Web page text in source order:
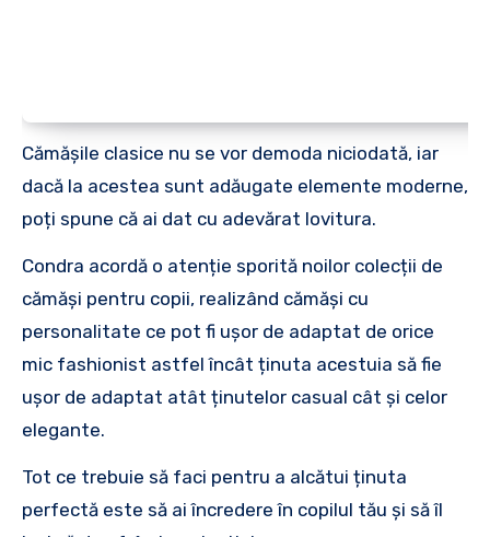
Cămășile clasice nu se vor demoda niciodată, iar
dacă la acestea sunt adăugate elemente moderne,
poți spune că ai dat cu adevărat lovitura.
Condra acordă o atenție sporită noilor colecții de
cămăși pentru copii, realizând cămăși cu
personalitate ce pot fi ușor de adaptat de orice
mic fashionist astfel încât ținuta acestuia să fie
ușor de adaptat atât ținutelor casual cât și celor
elegante.
Tot ce trebuie să faci pentru a alcătui ținuta
perfectă este să ai încredere în copilul tău și să îl